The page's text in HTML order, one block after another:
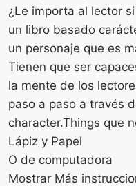
¿Le importa al lector
un libro basado
un personaje que es
Tienen que ser
la mente de los
paso a paso a través
character.Things que
Lápiz y Papel
O de computadora
Mostrar Más